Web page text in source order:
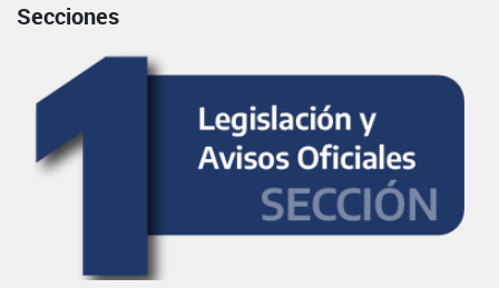
Secciones